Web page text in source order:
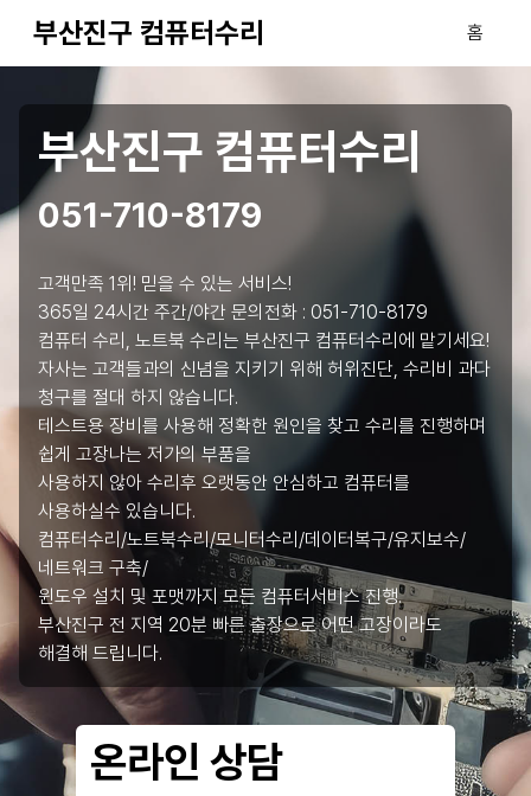
부산진구 컴퓨터수리 홈
부산진구 컴퓨터수리
051-710-8179
고객만족 1위! 믿을 수 있는 서비스!
365일 24시간 주간/야간 문의전화 : 051-710-8179
컴퓨터 수리, 노트북 수리는 부산진구 컴퓨터수리에 맡기세요!
자사는 고객들과의 신념을 지키기 위해 허위진단, 수리비 과다
청구를 절대 하지 않습니다.
테스트용 장비를 사용해 정확한 원인을 찾고 수리를 진행하며
쉽게 고장나는 저가의 부품을
사용하지 않아 수리후 오랫동안 안심하고 컴퓨터를
사용하실수 있습니다.
컴퓨터수리/노트북수리/모니터수리/데이터복구/유지보수/
네트워크 구축/
윈도우 설치 및 포맷까지 모든 컴퓨터서비스 진행.
부산진구 전 지역 20분 빠른 출장으로 어떤 고장이라도
해결해 드립니다.
온라인 상담